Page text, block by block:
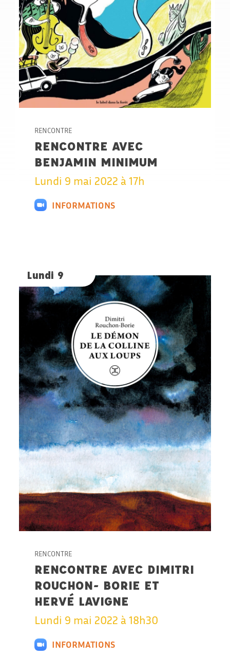
RENCONTRE
RENCONTRE AVEC
BENJAMIN MINIMUM
Lundi 9 mai 2022 à 17h
INFORMATIONS
Lundi 9
RENCONTRE
RENCONTRE AVEC DIMITRI
ROUCHON- BORIE ET
HERVÉ LAVIGNE
Lundi 9 mai 2022 à 18h30
INFORMATIONS